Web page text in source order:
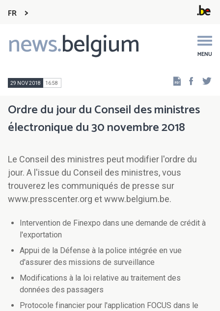
FR
news.belgium MENU
Main
navigation
29 NOV 2018 16:58
Ordre du jour du Conseil des ministres
électronique du 30 novembre 2018
Le Conseil des ministres peut modifier l'ordre du
jour. A l'issue du Conseil des ministres, vous
trouverez les communiqués de presse sur
www.presscenter.org et www.belgium.be.
Intervention de Finexpo dans une demande de crédit à
l'exportation
Appui de la Défense à la police intégrée en vue
d'assurer des missions de surveillance
Modifications à la loi relative au traitement des
données des passagers
Protocole financier pour l'application FOCUS dans le